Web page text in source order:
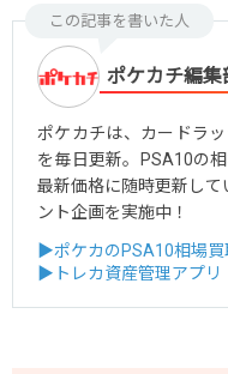
この記事を書いた人
ポケカチ編集
ポケカチは、カードラ
を毎日更新。PSA10の
最新価格に随時更新し
ント企画を実施中！
▶ポケカのPSA10相場買
▶トレカ資産管理アプリ